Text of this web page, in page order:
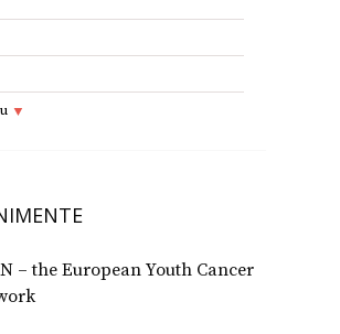
– the European Youth Cancer